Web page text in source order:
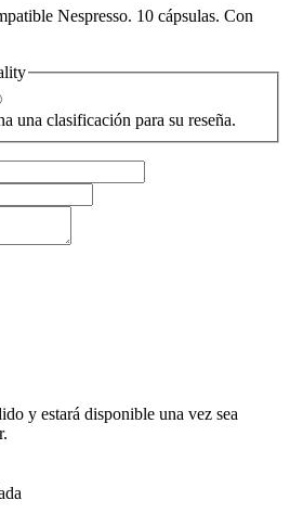
Nespresso. 10 cápsulas. Con
una clasificación para su reseña.
y estará disponible una vez sea